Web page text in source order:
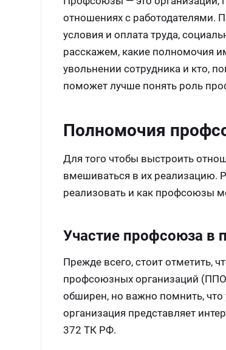
отношениях с работодателями.
условия и оплата труда,
расскажем, какие полномочия
увольнении сотрудника и кто,
поможет лучше понять роль
Полномочия
Для того чтобы выстроить
вмешиваться в их реализацию.
реализовать и как профсоюзы
Участие профсоюза в
Прежде всего, стоит отметить,
профсоюзных организаций
обширен, но важно помнить, что
организация представляет
372 ТК РФ.